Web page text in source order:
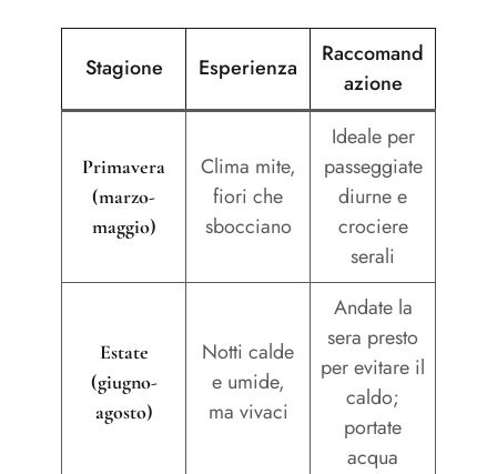
Stagione Esperienza
Raccomand
azione
Primavera
(marzo-
maggio)
Clima mite,
fiori che
sbocciano
Ideale per
passeggiate
diurne e
crociere
serali
Estate
(giugno-
agosto)
Notti calde
e umide,
ma vivaci
Andate la
sera presto
per evitare il
caldo;
portate
acqua